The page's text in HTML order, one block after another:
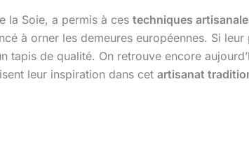
la Soie, a permis à ces techniques
à orner les demeures européennes. Si leur
tapis de qualité. On retrouve encore
leur inspiration dans cet artisanat